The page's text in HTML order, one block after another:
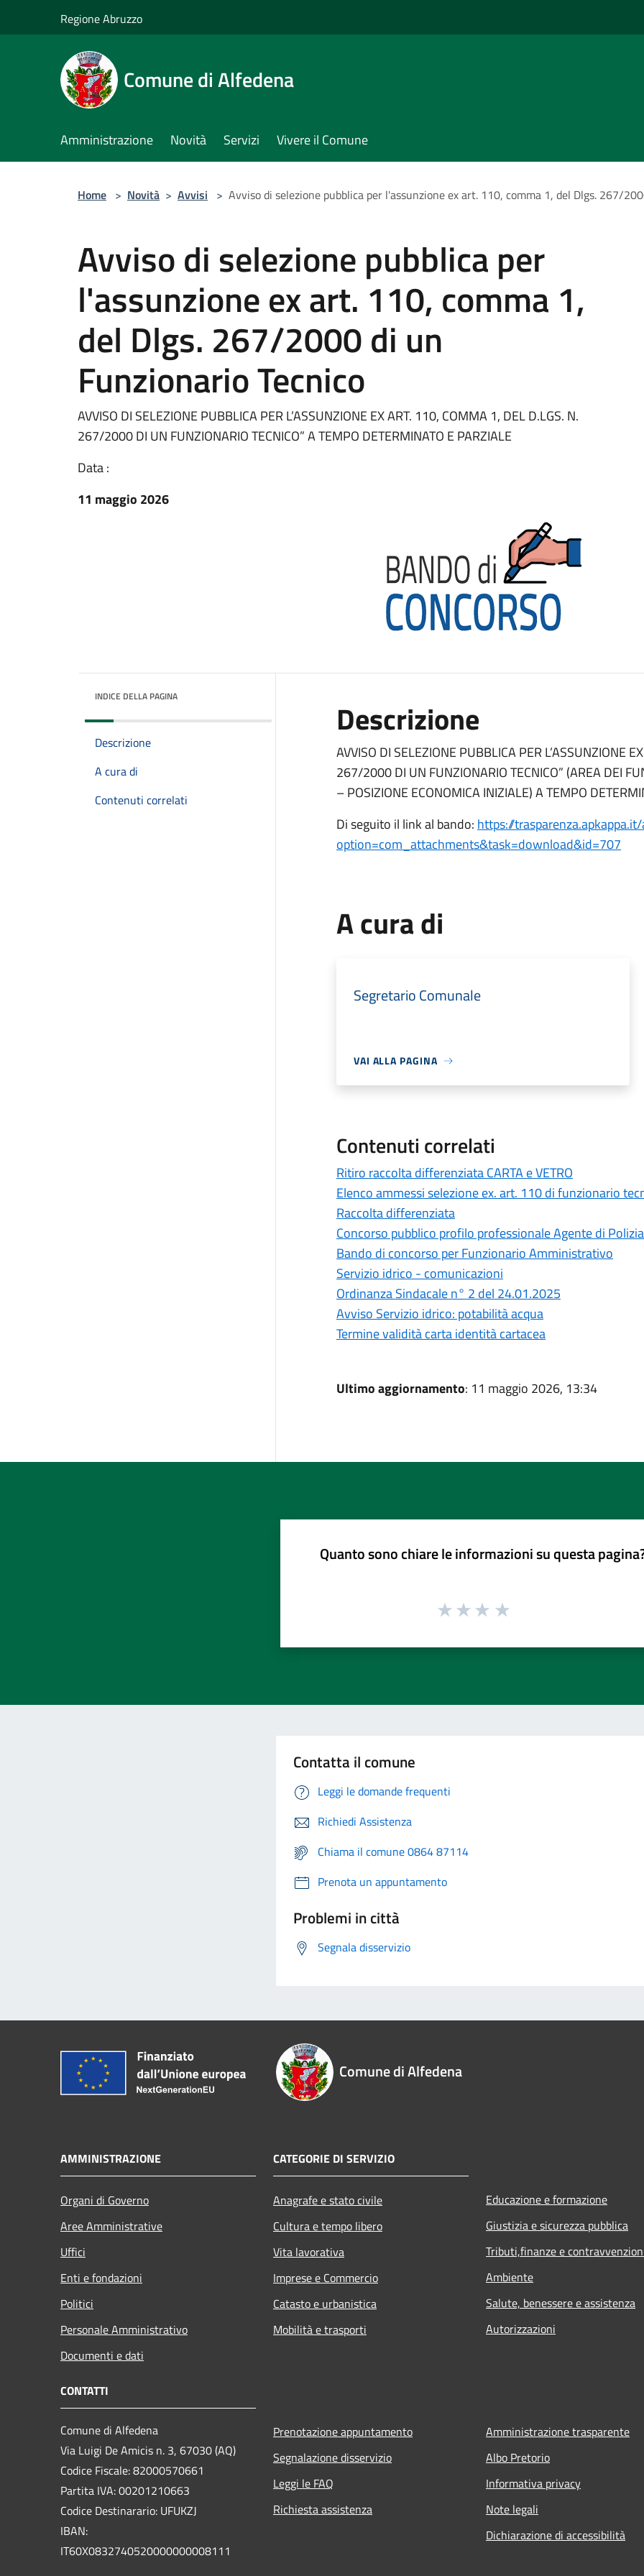
Regione Abruzzo
Comune di Alfedena
Amministrazione Novità Servizi Vivere il Comune
Home > Novità > Avvisi > Avviso di selezione pubblica per l'assunzione ex art. 110, comma 1, del Dlgs. 267/
Avviso di selezione pubblica per
l'assunzione ex art. 110, comma 1,
del Dlgs. 267/2000 di un
Funzionario Tecnico
AVVISO DI SELEZIONE PUBBLICA PER L’ASSUNZIONE EX ART. 110, COMMA 1, DEL D.LGS. N.
267/2000 DI UN FUNZIONARIO TECNICO” A TEMPO DETERMINATO E PARZIALE
Data :
11 maggio 2026
INDICE DELLA PAGINA
Descrizione
A cura di
Contenuti correlati
Descrizione
AVVISO DI SELEZIONE PUBBLICA PER L’ASSUNZIONE
267/2000 DI UN FUNZIONARIO TECNICO” (AREA DEI
– POSIZIONE ECONOMICA INIZIALE) A TEMPO
Di seguito il link al bando: https://
option=com_attachments&task=download&id=707
A cura di
Segretario Comunale
VAI ALLA PAGINA
Contenuti correlati
Ritiro raccolta differenziata CARTA e VETRO
Elenco ammessi selezione ex. art. 110 di funzionario
Raccolta differenziata
Concorso pubblico profilo professionale Agente di
Bando di concorso per Funzionario Amministrativo
Servizio idrico - comunicazioni
Ordinanza Sindacale n° 2 del 24.01.2025
Avviso Servizio idrico: potabilità acqua
Termine validità carta identità cartacea
Ultimo aggiornamento: 11 maggio 2026, 13:34
Quanto sono chiare le informazioni su questa
Contatta il comune
Leggi le domande frequenti
Richiedi Assistenza
Chiama il comune 0864 87114
Prenota un appuntamento
Problemi in città
Segnala disservizio
Comune di Alfedena
AMMINISTRAZIONE
Organi di Governo
Aree Amministrative
Uffici
Enti e fondazioni
Politici
Personale Amministrativo
Documenti e dati
CATEGORIE DI SERVIZIO
Anagrafe e stato civile
Cultura e tempo libero
Vita lavorativa
Imprese e Commercio
Catasto e urbanistica
Mobilità e trasporti
Educazione e formazione
Giustizia e sicurezza pubblica
Tributi,finanze e
Ambiente
Salute, benessere e assistenza
Autorizzazioni
CONTATTI
Comune di Alfedena
Via Luigi De Amicis n. 3, 67030 (AQ)
Codice Fiscale: 82000570661
Partita IVA: 00201210663
Codice Destinarario: UFUKZJ
IBAN:
IT60X0832740520000000008111
Prenotazione appuntamento
Segnalazione disservizio
Leggi le FAQ
Richiesta assistenza
Amministrazione trasparente
Albo Pretorio
Informativa privacy
Note legali
Dichiarazione di accessibilità